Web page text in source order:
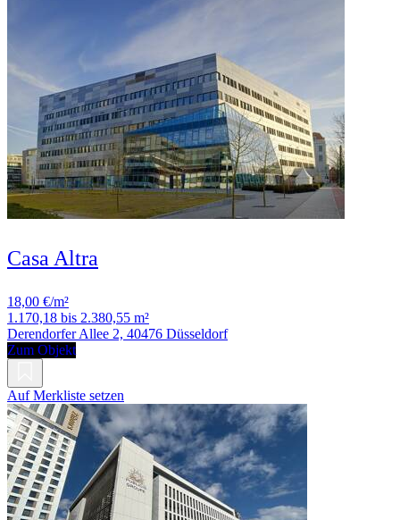
Casa Altra
18,00 €/m²
1.170,18 bis 2.380,55 m²
Derendorfer Allee 2, 40476 Düsseldorf
Zum Objekt
Auf Merkliste setzen